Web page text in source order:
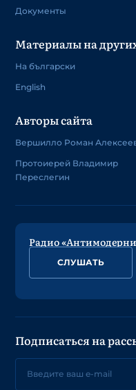
Документы
Материалы на
На български
English
Авторы сайта
Вершилло Роман
Протоиерей Владимир
Переслегин
Радио
СЛУШАТЬ
Подписаться на